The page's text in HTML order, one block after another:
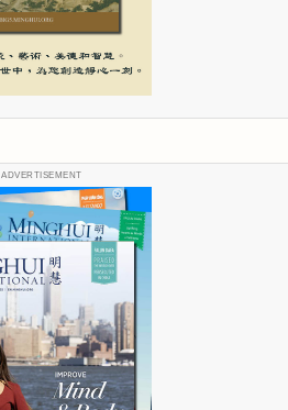
ADVERTISEMENT